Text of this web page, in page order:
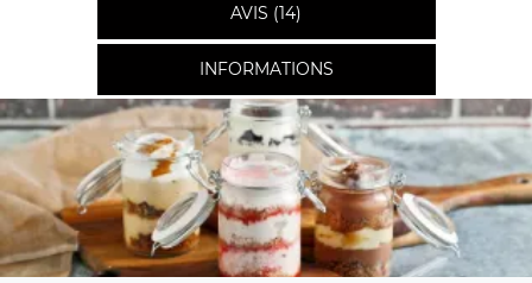
AVIS (14)
INFORMATIONS